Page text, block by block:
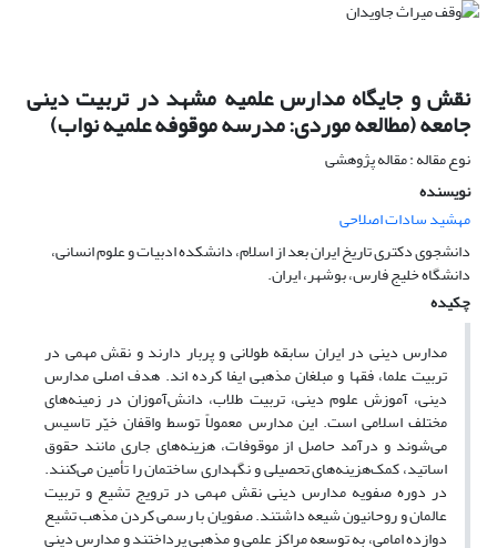
نقش و جایگاه مدارس علمیه مشهد در تربیت دینی
جامعه (مطالعه موردی: مدرسه موقوفه علمیه نواب)
نوع مقاله : مقاله پژوهشی
نویسنده
مهشید سادات اصلاحی
دانشجوی دکتری تاریخ ایران بعد از اسلام، دانشکده ادبیات و علوم انسانی،
دانشگاه خلیج فارس، بوشهر، ایران.
چکیده
مدارس دینی در ایران سابقه طولانی و پربار دارند و نقش مهمی در
تربیت علما، فقها و مبلغان مذهبی ایفا کرده اند. هدف اصلی مدارس
دینی، آموزش علوم دینی، تربیت طلاب، دانش‌آموزان در زمینه‌های
مختلف اسلامی است. این مدارس معمولاً توسط واقفان خیّر تاسیس
می‌شوند و درآمد حاصل از موقوفات، هزینه‌های جاری مانند حقوق
اساتید، کمک‌هزینه‌های تحصیلی و نگهداری ساختمان را تأمین می‌کنند.
در دوره صفویه مدارس دینی نقش مهمی در ترویج تشیع و تربیت
عالمان و روحانیون شیعه داشتند. صفویان با رسمی کردن مذهب تشیع
دوازده امامی، به توسعه مراکز علمی و مذهبی پرداختند و مدارس دینی